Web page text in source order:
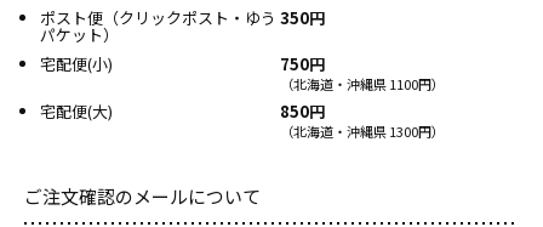
ポスト便（クリックポスト・ゆう
パケット）
350円
宅配便(小) 750円
（北海道・沖縄県 1100円）
宅配便(大) 850円
（北海道・沖縄県 1300円）
ご注文確認のメールについて